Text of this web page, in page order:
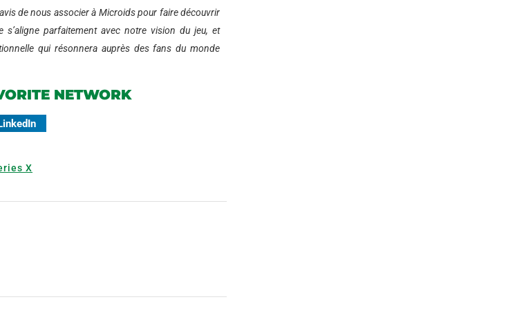
de nous associer à Microids pour faire découvrir
parfaitement avec notre vision du jeu, et
qui résonnera auprès des fans du monde
NETWORK
X